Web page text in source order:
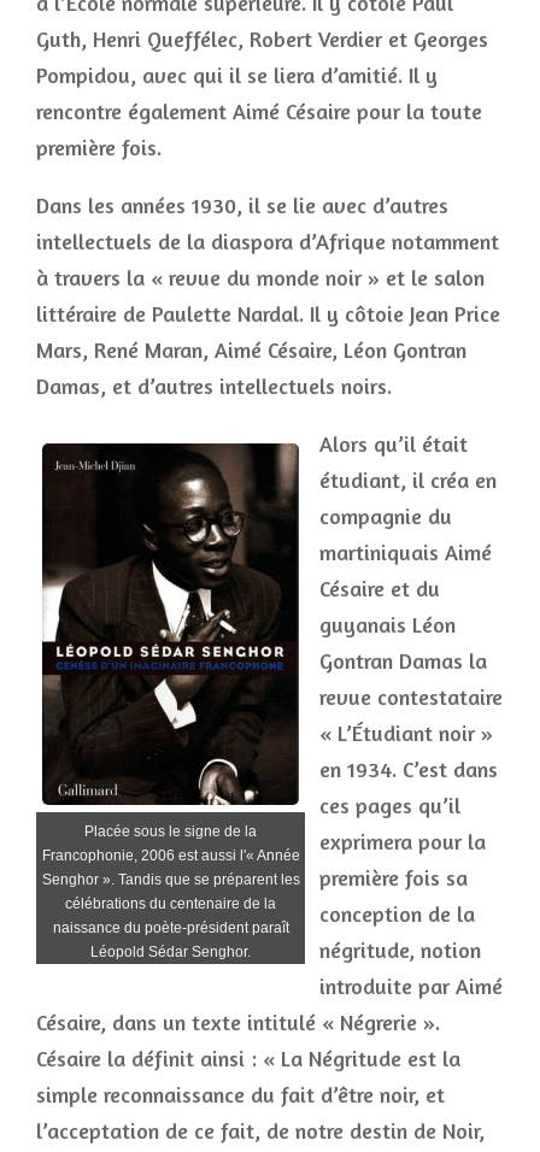
Guth, Henri Queffélec, Robert Verdier et Georges
Pompidou, avec qui il se liera d’amitié. Il y
rencontre également Aimé Césaire pour la toute
première fois.
Dans les années 1930, il se lie avec d’autres
intellectuels de la diaspora d’Afrique notamment
à travers la « revue du monde noir » et le salon
littéraire de Paulette Nardal. Il y côtoie Jean Price
Mars, René Maran, Aimé Césaire, Léon Gontran
Damas, et d’autres intellectuels noirs.
Placée sous le signe de la
Francophonie, 2006 est aussi l'« Année
Senghor ». Tandis que se préparent les
célébrations du centenaire de la
naissance du poète-président paraît
Léopold Sédar Senghor.
Alors qu’il était
étudiant, il créa en
compagnie du
martiniquais Aimé
Césaire et du
guyanais Léon
Gontran Damas la
revue contestataire
« L’Étudiant noir »
en 1934. C’est dans
ces pages qu’il
exprimera pour la
première fois sa
conception de la
négritude, notion
introduite par Aimé
Césaire, dans un texte intitulé « Négrerie ».
Césaire la définit ainsi : « La Négritude est la
simple reconnaissance du fait d’être noir, et
l’acceptation de ce fait, de notre destin de Noir,